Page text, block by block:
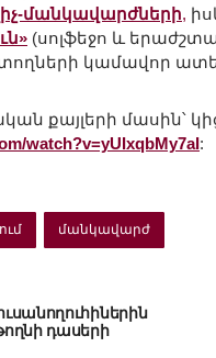
մանկավարժների,
(սոլֆեջո և
կամավոր
քայլերի մասին՝
watch?v=yUIxqbMy7aI:
մանկավարժ
դասերի